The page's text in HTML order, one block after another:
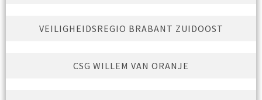
VEILIGHEIDSREGIO BRABANT ZUIDOOST
CSG WILLEM VAN ORANJE